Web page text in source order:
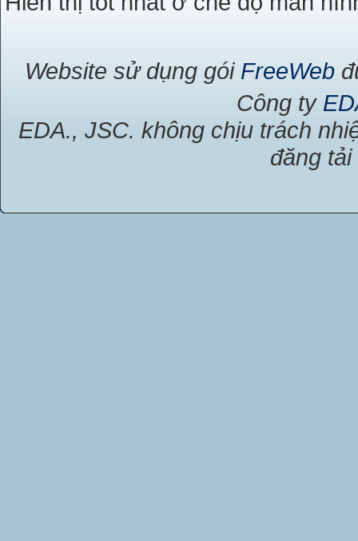
Website sử dụng gói FreeWeb
Công ty
EDA., JSC. không chịu trách
đăng